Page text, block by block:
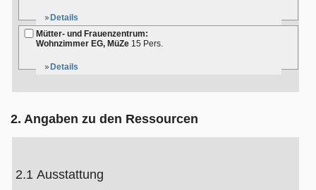
Details
Mütter- und Frauenzentrum:
Wohnzimmer EG, MüZe 15 Pers.
Details
2. Angaben zu den Ressourcen
2.1 Ausstattung